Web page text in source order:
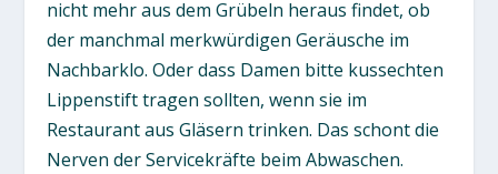
nicht mehr aus dem Grübeln heraus findet, ob
der manchmal merkwürdigen Geräusche im
Nachbarklo. Oder dass Damen bitte kussechten
Lippenstift tragen sollten, wenn sie im
Restaurant aus Gläsern trinken. Das schont die
Nerven der Servicekräfte beim Abwaschen.